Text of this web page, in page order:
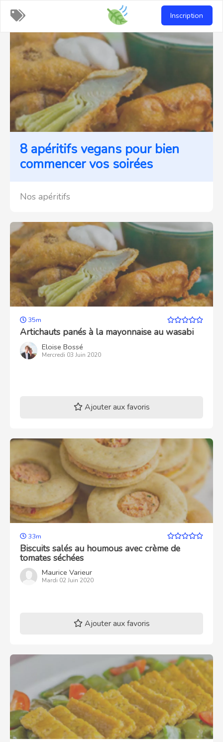
Recettes-
vegan
Inscription
8 apéritifs vegans pour bien
commencer vos soirées
Nos apéritifs
35m
Artichauts panés à la mayonnaise au wasabi
Eloise Bossé
Mercredi 03 Juin 2020
Ajouter aux favoris
33m
Biscuits salés au houmous avec crème de
tomates séchées
Maurice Varieur
Mardi 02 Juin 2020
Ajouter aux favoris